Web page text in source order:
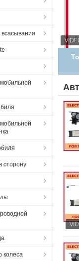
всасывания
сторону
колеса